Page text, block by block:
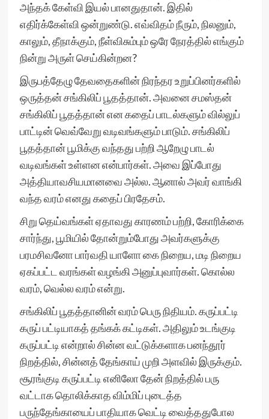
அந்தக் கேள்வி இயல் பானதுதான். இதில்
எதிர்க்கேள்வி ஒன்றுண்டு. எவ்விதம் நீரும், நிலனும்,
காலும், தீநாக்கும், நீள்விசும்பும் ஒரே நேரத்தில் எங்கும்
நின்று அருள் செய்கின்றன?
இருபத்தேழு தேவதைகளின் நிரந்தர உறுப்பினர்களில்
ஒருத்தன் சங்கிலிப் பூதத்தான். அவனை சமஸ்தன்
சங்கிலிப் பூதத்தான் என கதைப் பாடல்களும் வில்லுப்
பாட்டின் வெவ்வேறு வடிவங்களும் பாடும். சங்கிலிப்
பூதத்தான் பூமிக்கு வந்தது பற்றி ஆறேழு பாடல்
வடிவங்கள் உள்ளன என்பார்கள். அவை இப்போது
அத்தியாவசியமானவை அல்ல. ஆனால் அவர் வாங்கி
வந்த வரம் எனது கதைப் பிரதேசம்.
சிறு தெய்வங்கள் ஏதாவது காரணம் பற்றி, கோரிக்கை
சார்ந்து, பூமியில் தோன்றும்போது அவர்களுக்கு
பரமசிவனோ பார்வதி யாளோ கை நிறைய, மடி நிறைய
ஏகப்பட்ட வரங்கள் வழங்கி அனுப்புவார்கள். கொல்ல
வரம், வெல்ல வரம் என்று.
சங்கிலிப் பூதத்தானின் வரம் பெரு நிதியம். கருப்பட்டி
கருப் பட்டியாகத் தங்கக் கட்டிகள். அதிலும் உடங்குடி
கருப்பட்டி என்றால் சின்ன வட்டுக்களாக பனந்தூர்
நிறத்தில், சின்னத் தேங்காய் முறி அளவில் இருக்கும்.
சூரங்குடி கருப்பட்டி எனிலோ தேன் நிறத்தில் பரு
வட்டாக தொலிக்காத விம்மிப் புடைத்த
பருந்தேங்காயைப் பாதியாக வெட்டி வைத்ததுபோல